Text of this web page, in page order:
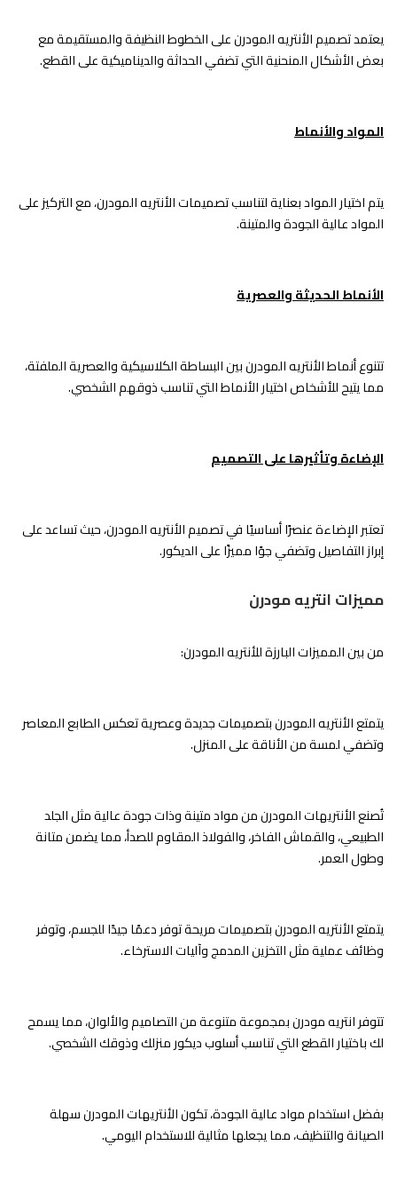
يعتمد تصميم الأنتريه المودرن على الخطوط النظيفة والمستقيمة مع
بعض الأشكال المنحنية التي تضفي الحداثة والديناميكية على القطع.
المواد والأنماط
يتم اختيار المواد بعناية لتناسب تصميمات الأنتريه المودرن، مع التركيز على
المواد عالية الجودة والمتينة.
الأنماط الحديثة والعصرية
تتنوع أنماط الأنتريه المودرن بين البساطة الكلاسيكية والعصرية الملفتة،
مما يتيح للأشخاص اختيار الأنماط التي تناسب ذوقهم الشخصي.
الإضاءة وتأثيرها على التصميم
تعتبر الإضاءة عنصرًا أساسيًا في تصميم الأنتريه المودرن، حيث تساعد على
إبراز التفاصيل وتضفي جوًا مميزًا على الديكور.
مميزات انتريه مودرن
من بين المميزات البارزة للأنتريه المودرن:
يتمتع الأنتريه المودرن بتصميمات جديدة وعصرية تعكس الطابع المعاصر
وتضفي لمسة من الأناقة على المنزل.
تُصنع الأنتريهات المودرن من مواد متينة وذات جودة عالية مثل الجلد
الطبيعي، والقماش الفاخر، والفولاذ المقاوم للصدأ، مما يضمن متانة
وطول العمر.
يتمتع الأنتريه المودرن بتصميمات مريحة توفر دعمًا جيدًا للجسم، وتوفر
وظائف عملية مثل التخزين المدمج وآليات الاسترخاء.
تتوفر انتريه مودرن بمجموعة متنوعة من التصاميم والألوان، مما يسمح
لك باختيار القطع التي تناسب أسلوب ديكور منزلك وذوقك الشخصي.
بفضل استخدام مواد عالية الجودة، تكون الأنتريهات المودرن سهلة
الصيانة والتنظيف، مما يجعلها مثالية للاستخدام اليومي.